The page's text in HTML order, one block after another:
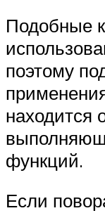
Подобные
поэтому
находится
функций.
Если